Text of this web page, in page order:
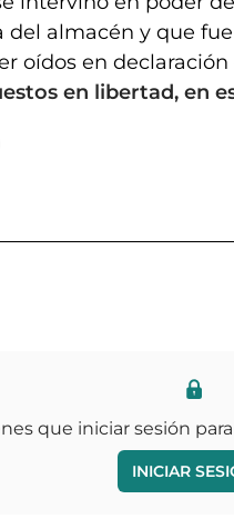
almacén y que
oídos en
en libertad, en
que iniciar sesión
INICIAR